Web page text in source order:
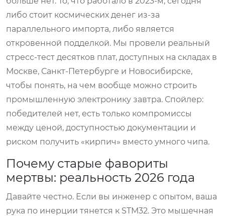
либо стоит космических денег из-за
параллельного импорта, либо является
откровенной подделкой. Мы провели реальный
стресс-тест десятков плат, доступных на складах в
Москве, Санкт-Петербурге и Новосибирске,
чтобы понять, на чем вообще можно строить
промышленную электронику завтра. Спойлер:
победителей нет, есть только компромиссы
между ценой, доступностью документации и
риском получить «кирпич» вместо умного чипа.
Почему старые фавориты
мертвы: реальность 2026 года
Давайте честно. Если вы инженер с опытом, ваша
рука по инерции тянется к STM32. Это мышечная